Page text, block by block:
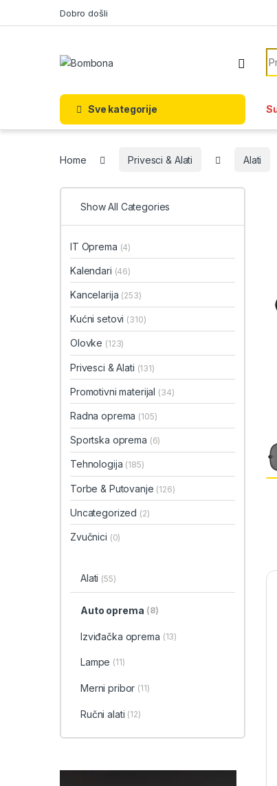
Dobro došli
Sve kategorije
Home Privesci & Alati Alati
Show All Categories
IT Oprema (4)
Kalendari (46)
Kancelarija (253)
Kućni setovi (310)
Olovke (123)
Privesci & Alati (131)
Promotivni materijal (34)
Radna oprema (105)
Sportska oprema (6)
Tehnologija (185)
Torbe & Putovanje (126)
Uncategorized (2)
Zvučnici (0)
Alati (55)
Auto oprema (8)
Izviđačka oprema (13)
Lampe (11)
Merni pribor (11)
Ručni alati (12)